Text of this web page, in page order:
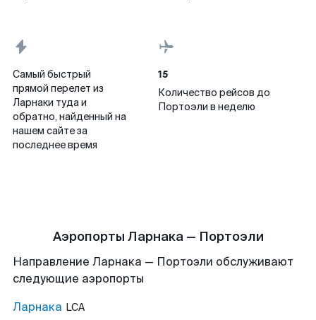
Самый быстрый
прямой перелет из
Ларнаки туда и
обратно, найденный на
нашем сайте за
последнее время
15
Количество рейсов до
Портоэли в неделю
Аэропорты Ларнака — Портоэли
Направление Ларнака — Портоэли обслуживают
следующие аэропорты
Ларнака LCA